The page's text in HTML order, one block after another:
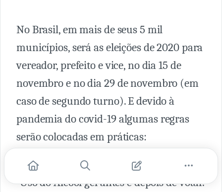
No Brasil, em mais de seus 5 mil
municípios, será as eleições de 2020 para
vereador, prefeito e vice, no dia 15 de
novembro e no dia 29 de novembro (em
caso de segundo turno). E devido à
pandemia do covid-19 algumas regras
serão colocadas em práticas:
· Uso de máscara
· Uso do Álcool gel antes e depois de votar.